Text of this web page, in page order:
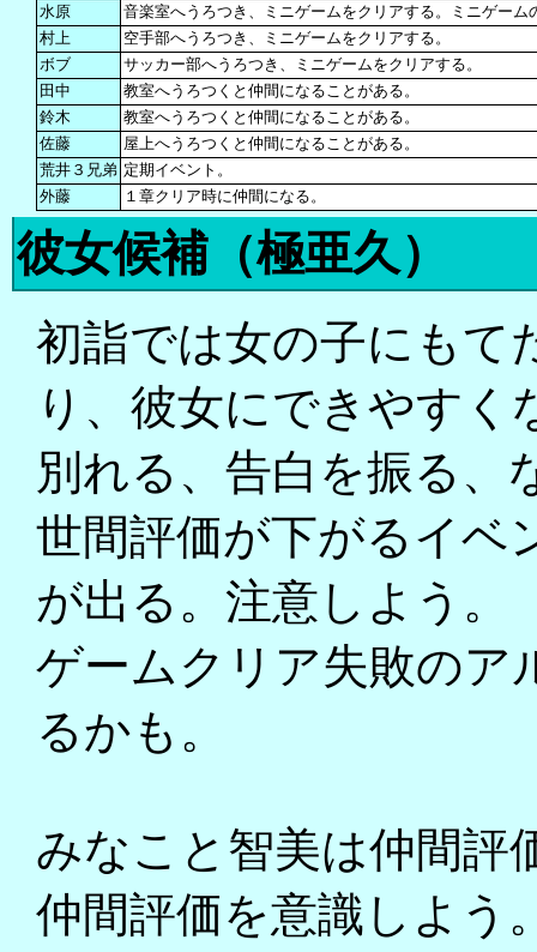
水原
音楽室へうろつき、ミニゲームをクリアする。ミニゲー
村上
空手部へうろつき、ミニゲームをクリアする。
ボブ
サッカー部へうろつき、ミニゲームをクリアする。
田中
教室へうろつくと仲間になることがある。
鈴木
教室へうろつくと仲間になることがある。
佐藤
屋上へうろつくと仲間になることがある。
荒井３兄弟 定期イベント。
外藤
１章クリア時に仲間になる。
彼女候補（極亜久）
初詣では女の子にもて
り、彼女にできやすく
別れる、告白を振る、
世間評価が下がるイベ
が出る。注意しよう。
ゲームクリア失敗のア
るかも。
みなこと智美は仲間評
仲間評価を意識しよう